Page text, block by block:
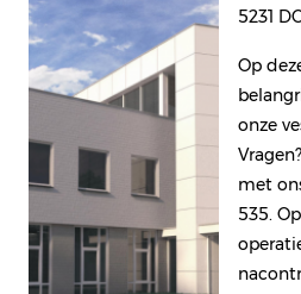
5231
Op
onze
met
535.